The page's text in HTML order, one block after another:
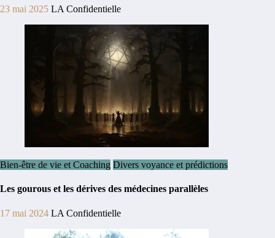
23 mai 2025 LA Confidentielle
Bien-être de vie et Coaching Divers voyance et prédictions
Les gourous et les dérives des médecines parallèles
17 mai 2024 LA Confidentielle